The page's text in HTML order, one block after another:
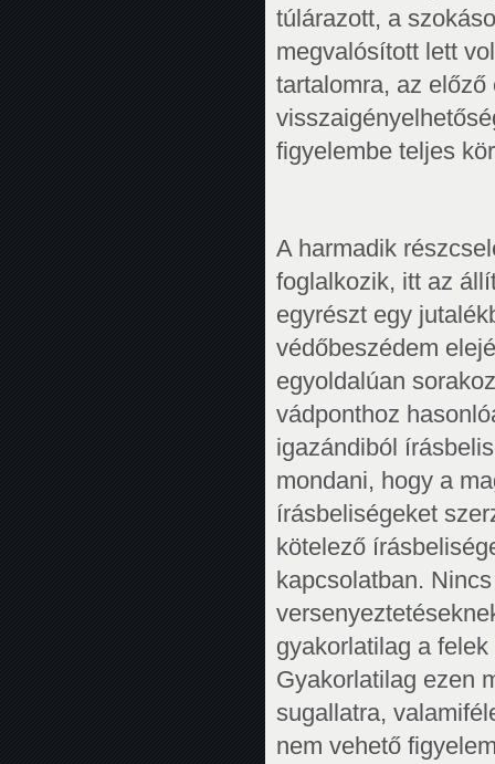
túlárazott, a
megvalósított lett
tartalomra, az
figyelembe teljes
A harmadik
foglalkozik, itt az
egyrészt egy
védőbeszédem
egyoldalúan
vádponthoz
igazándiból
mondani, hogy a
írásbeliségeket
kötelező
kapcsolatban.
gyakorlatilag a
Gyakorlatilag ezen
sugallatra,
nem vehető